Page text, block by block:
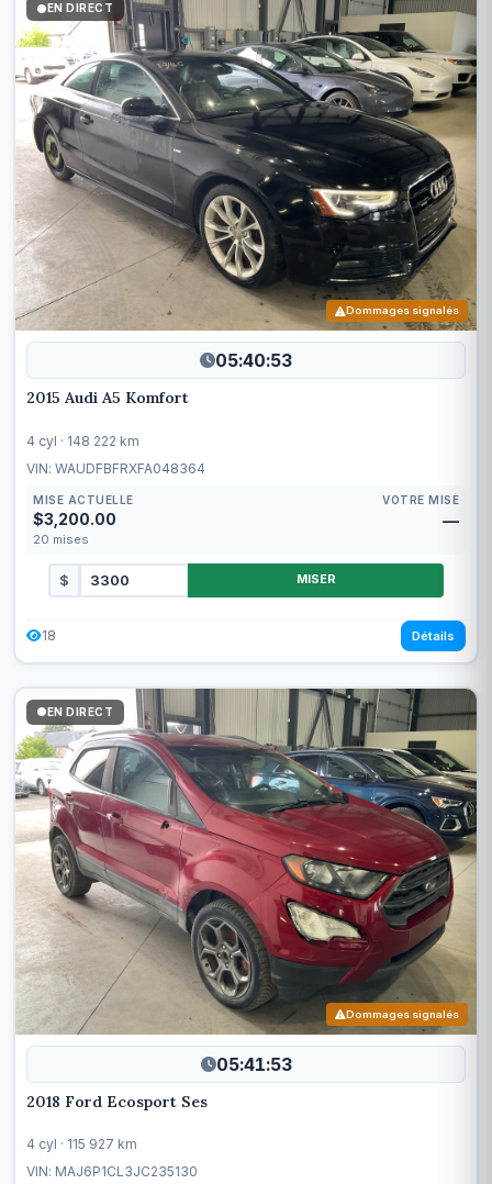
Dommages signalés
EN DIRECT
05:40:50
2015 Audi A5 Komfort
4 cyl · 148 222 km
VIN: WAUDFBFRXFA048364
MISE ACTUELLE
$3,200.00
20 mises
VOTRE MISE
—
$ MISER
18 Détails
Dommages signalés
EN DIRECT
05:41:50
2018 Ford Ecosport Ses
4 cyl · 115 927 km
VIN: MAJ6P1CL3JC235130